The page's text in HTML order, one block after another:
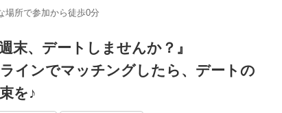
場所で参加から徒歩0分
週末、デートしませんか？』
インでマッチングしたら、デートの
を♪